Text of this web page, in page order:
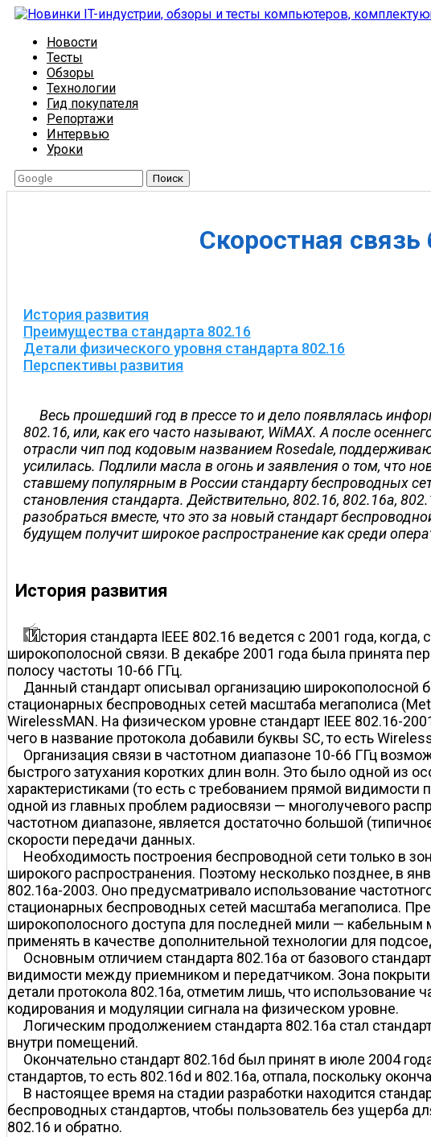
Новости
Тесты
Обзоры
Технологии
Гид покупателя
Репортажи
Интервью
Уроки
Поиск
Скоростная
История развития
Преимущества стандарта 802.16
Детали физического уровня стандарта 802.16
Перспективы развития
Весь прошедший год в прессе то и дело появлялась
802.16, или, как его часто называют, WiMAX. А после
отрасли чип под кодовым названием Rosedale,
усилилась. Подлили масла в огонь и заявления о том, что
ставшему популярным в России стандарту беспроводных
становления стандарта. Действительно, 802.16, 802.16a,
разобраться вместе, что это за новый стандарт
будущем получит широкое распространение как среди
История развития
стория стандарта IEEE 802.16 ведется с 2001 года,
широкополосной связи. В декабре 2001 года была принята
полосу частоты 10-66 ГГц.
Данный стандарт описывал организацию широкополосной
стационарных беспроводных сетей масштаба мегаполиса
WirelessMAN. На физическом уровне стандарт IEEE 802.16-
чего в название протокола добавили буквы SC, то есть
Организация связи в частотном диапазоне 10-66 ГГц
быстрого затухания коротких длин волн. Это было одной из
характеристиками (то есть с требованием прямой
одной из главных проблем радиосвязи — многолучевого
частотном диапазоне, является достаточно большой
скорости передачи данных.
Необходимость построения беспроводной сети только в
широкого распространения. Поэтому несколько позднее, в
802.16a-2003. Оно предусматривало использование
стационарных беспроводных сетей масштаба мегаполиса.
широкополосного доступа для последней мили — кабельным
применять в качестве дополнительной технологии для
Основным отличием стандарта 802.16a от базового
видимости между приемником и передатчиком. Зона
детали протокола 802.16a, отметим лишь, что использование
кодирования и модуляции сигнала на физическом уровне.
Логическим продолжением стандарта 802.16a стал
внутри помещений.
Окончательно стандарт 802.16d был принят в июле 2004
стандартов, то есть 802.16d и 802.16a, отпала, поскольку
В настоящее время на стадии разработки находится
беспроводных стандартов, чтобы пользователь без ущерба
802.16 и обратно.